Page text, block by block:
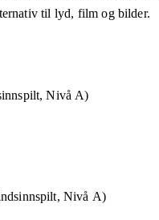
til lyd, film og bilder.
Nivå A)
Nivå A)